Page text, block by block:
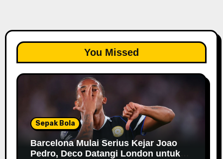
You Missed
Sepak Bola
Barcelona Mulai Serius Kejar Joao
Pedro, Deco Datangi London untuk